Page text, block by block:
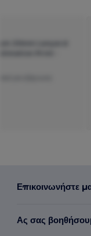
Επικοινωνήστε
Ας σας